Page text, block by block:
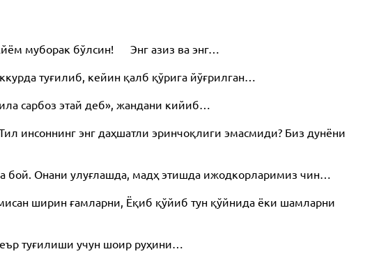
муборак бўлсин! Энг азиз ва энг…
туғилиб, кейин қалб қўрига йўғрилган…
сарбоз этай деб», жандани кийиб…
инсоннинг энг даҳшатли эринчоқлиги эмасмиди? Биз дунёни
бой. Онани улуғлашда, мадҳ этишда ижодкорларимиз чин…
ширин ғамларни, Ёқиб қўйиб тун қўйнида ёки шамларни
туғилиши учун шоир руҳини…